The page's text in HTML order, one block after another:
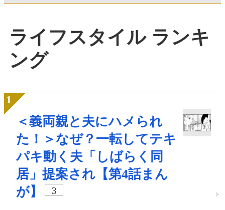
ライフスタイル ランキ
ング
＜義両親と夫にハメられ
た！＞なぜ？一転してテキ
パキ動く夫「しばらく同
居」提案され【第4話まん
が】
3